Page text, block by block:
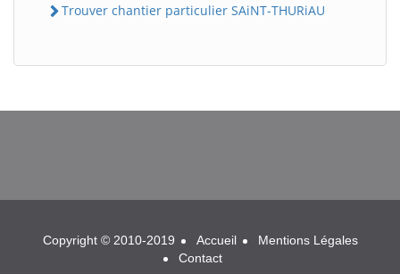
Trouver chantier particulier SAiNT-THURiAU
BatiWebPro
Copyright © 2010-2019 Accueil
Mentions Légales
Contact